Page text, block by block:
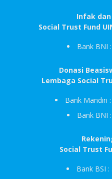
Infak dan
Social Trust Fund
Bank BNI
Donasi
Lembaga Social
Bank Mandiri
Bank BNI
Social Trust
Bank BSI